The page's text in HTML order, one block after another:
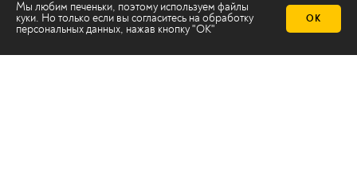
Мы любим печеньки, поэтому используем файлы
куки. Но только если вы согласитесь на обработку
персональных данных, нажав кнопку "ОК"
ОК